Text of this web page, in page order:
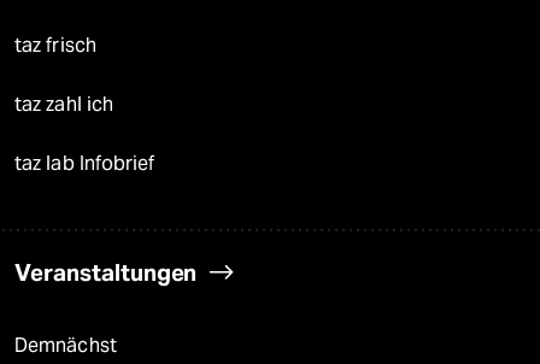
taz frisch
taz zahl ich
taz lab Infobrief
Veranstaltungen
Demnächst